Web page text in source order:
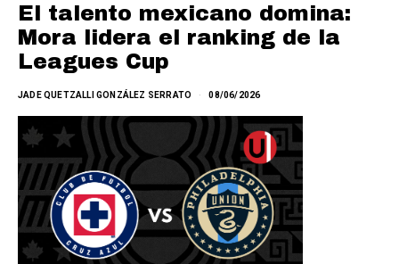
El talento mexicano domina:
Mora lidera el ranking de la
Leagues Cup
JADE QUETZALLI GONZÁLEZ SERRATO 08/06/2026